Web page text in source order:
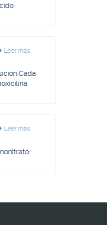
Leer más
Leer más